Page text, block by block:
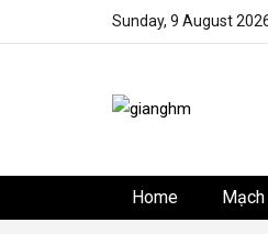
Sunday, 9 August
Home